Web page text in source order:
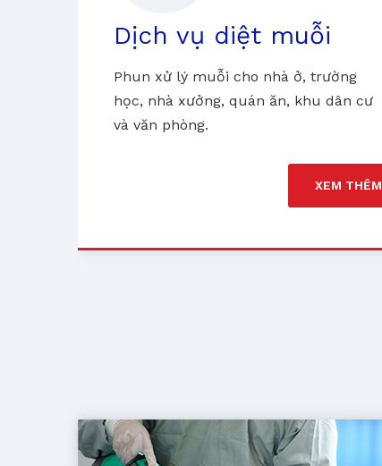
Dịch vụ diệt muỗi
Phun xử lý muỗi cho nhà ở, trường
học, nhà xưởng, quán ăn, khu dân cư
và văn phòng.
XEM THÊM